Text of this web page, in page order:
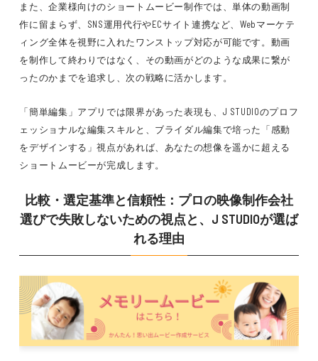
また、企業様向けのショートムービー制作では、単体の動画制
作に留まらず、SNS運用代行やECサイト連携など、Webマーケテ
ィング全体を視野に入れたワンストップ対応が可能です。動画
を制作して終わりではなく、その動画がどのような成果に繋が
ったのかまでを追求し、次の戦略に活かします。
「簡単編集」アプリでは限界があった表現も、J STUDIOのプロフ
ェッショナルな編集スキルと、ブライダル編集で培った「感動
をデザインする」視点があれば、あなたの想像を遥かに超える
ショートムービーが完成します。
比較・選定基準と信頼性：プロの映像制作会社
選びで失敗しないための視点と、J STUDIOが選ば
れる理由